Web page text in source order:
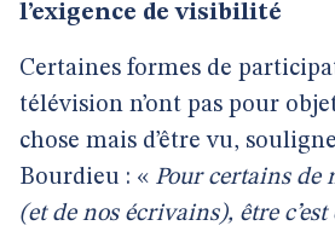
l’exigence de visibilité
Certaines formes de
télévision n’ont pas pour
chose mais d’être vu,
Bourdieu : « Pour certains de
(et de nos écrivains), être c’est